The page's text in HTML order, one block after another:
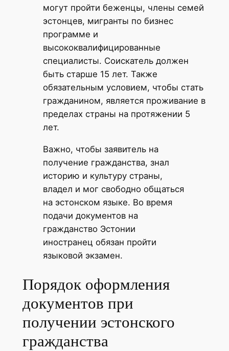
могут пройти беженцы, члены семей
эстонцев, мигранты по бизнес
программе и
высококвалифицированные
специалисты. Соискатель должен
быть старше 15 лет. Также
обязательным условием, чтобы стать
гражданином, является проживание в
пределах страны на протяжении 5
лет.
Важно, чтобы заявитель на
получение гражданства, знал
историю и культуру страны,
владел и мог свободно общаться
на эстонском языке. Во время
подачи документов на
гражданство Эстонии
иностранец обязан пройти
языковой экзамен.
Порядок оформления
документов при
получении эстонского
гражданства